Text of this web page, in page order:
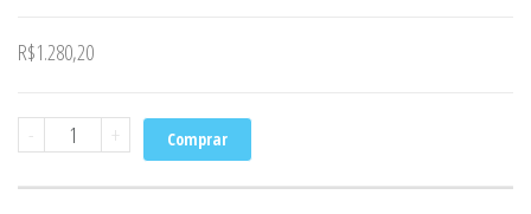
R$1.280,20
-
BOMBA
PISCINA
+ Comprar